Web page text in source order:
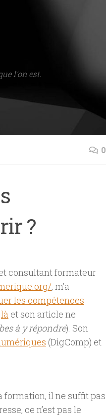
l'on est.
0
?
consultant formateur
, m’a
les compétences
là et son article ne
à y répondre). Son
(DigComp) et
formation, il ne suffit pas
ce n’est pas le